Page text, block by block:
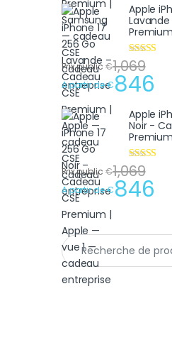
Apple
Note
sur 5
Prix public €1,069
A partir de €846
Apple
Noir -
Note
sur 5
Prix public €1,069
A partir de €846
Recherche pour :